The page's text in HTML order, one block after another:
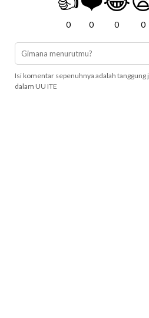
0 0 0 0
Isi komentar sepenuhnya adalah tanggung
dalam UU ITE